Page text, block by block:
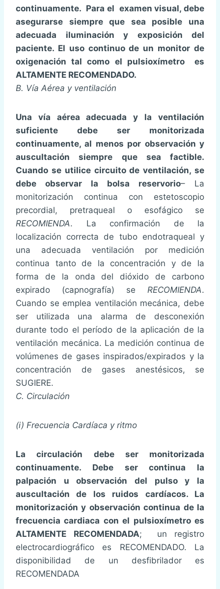
continuamente. Para el examen visual, debe
asegurarse siempre que sea posible una
adecuada iluminación y exposición del
paciente. El uso continuo de un monitor de
oxigenación tal como el pulsioxímetro es
ALTAMENTE RECOMENDADO.
B. Vía Aérea y ventilación
Una vía aérea adecuada y la ventilación
suficiente debe ser monitorizada
continuamente, al menos por observación y
auscultación siempre que sea factible.
Cuando se utilice circuito de ventilación, se
debe observar la bolsa reservorio– La
monitorización continua con estetoscopio
precordial, pretraqueal o esofágico se
RECOMIENDA. La confirmación de la
localización correcta de tubo endotraqueal y
una adecuada ventilación por medición
continua tanto de la concentración y de la
forma de la onda del dióxido de carbono
expirado (capnografía) se RECOMIENDA.
Cuando se emplea ventilación mecánica, debe
ser utilizada una alarma de desconexión
durante todo el período de la aplicación de la
ventilación mecánica. La medición continua de
volúmenes de gases inspirados/expirados y la
concentración de gases anestésicos, se
SUGIERE.
C. Circulación
(i) Frecuencia Cardíaca y ritmo
La circulación debe ser monitorizada
continuamente. Debe ser continua la
palpación u observación del pulso y la
auscultación de los ruidos cardíacos. La
monitorización y observación continua de la
frecuencia cardiaca con el pulsioxímetro es
ALTAMENTE RECOMENDADA; un registro
electrocardiográfico es RECOMENDADO. La
disponibilidad de un desfibrilador es
RECOMENDADA